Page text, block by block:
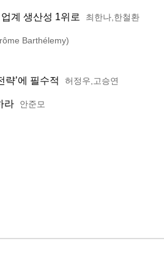
계 생산성 1위로 최한나,한철환
Barthélemy)
’에 필수적 허정우,고승연
라 안준모